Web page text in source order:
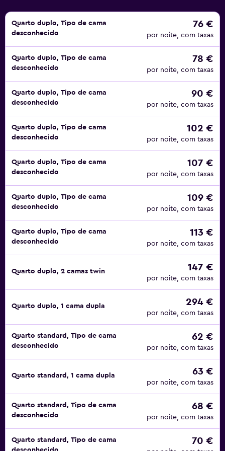
quartos clássicos e superiores. Todos os quartos têm ar
condicionado e televisão, e os Quartos Superiores
também têm minibar e banheira de hidromassagem.
O restaurante no local serve cozinha local e internacional.
Nas imediações do hotel existem muitas outras opções de
Pasta e o Ai Mercanti, que podem ser facilmente
alcançados a pé.
A partir do hotel também é possível caminhar até atrações
populares como a Ponte dos Suspiros e o Palácio Ducal
pode alugar um carro no hotel.
Quarto duplo, Tipo de cama
desconhecido
76 €
por noite, com taxas
Quarto duplo, Tipo de cama
desconhecido
78 €
por noite, com taxas
Quarto duplo, Tipo de cama
desconhecido
90 €
por noite, com taxas
Quarto duplo, Tipo de cama
desconhecido
102 €
por noite, com taxas
Quarto duplo, Tipo de cama
desconhecido
107 €
por noite, com taxas
Quarto duplo, Tipo de cama
desconhecido
109 €
por noite, com taxas
Quarto duplo, Tipo de cama
desconhecido
113 €
por noite, com taxas
Quarto duplo, 2 camas twin 147 €
por noite, com taxas
Quarto duplo, 1 cama dupla 294 €
por noite, com taxas
Quarto standard, Tipo de cama
desconhecido
62 €
por noite, com taxas
Quarto standard, 1 cama dupla 63 €
por noite, com taxas
Quarto standard, Tipo de cama
desconhecido
68 €
por noite, com taxas
Quarto standard, Tipo de cama
70 €